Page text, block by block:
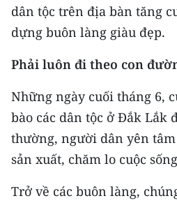
MỘT SẢN PHẨM
E-Magazine
Video
dân tộc trên địa bàn tăng
dựng buôn làng giàu đẹp.
Phải luôn đi theo con
Những ngày cuối tháng 6,
bào các dân tộc ở Đắk Lắk
thường, người dân yên
sản xuất, chăm lo cuộc
Trở về các buôn làng,